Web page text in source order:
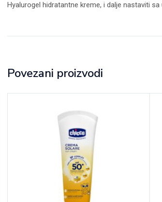
Hyalurogel hidratantne kreme, i dalje nastaviti
Povezani proizvodi